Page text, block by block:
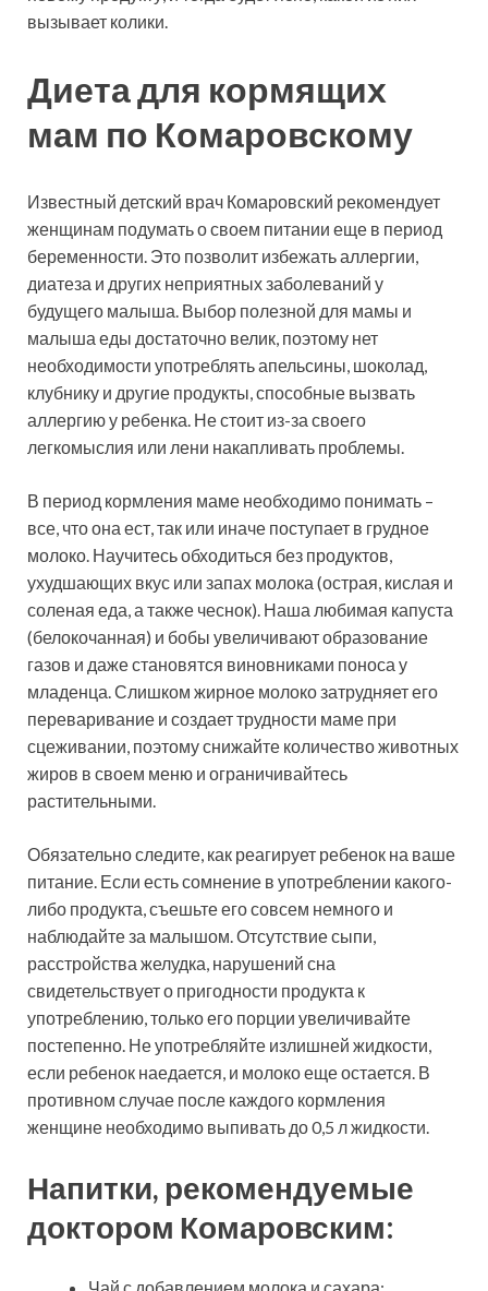
вызывает колики.
Диета для кормящих
мам по Комаровскому
Известный детский врач Комаровский рекомендует
женщинам подумать о своем питании еще в период
беременности. Это позволит избежать аллергии,
диатеза и других неприятных заболеваний у
будущего малыша. Выбор полезной для мамы и
малыша еды достаточно велик, поэтому нет
необходимости употреблять апельсины, шоколад,
клубнику и другие продукты, способные вызвать
аллергию у ребенка. Не стоит из-за своего
легкомыслия или лени накапливать проблемы.
В период кормления маме необходимо понимать –
все, что она ест, так или иначе поступает в грудное
молоко. Научитесь обходиться без продуктов,
ухудшающих вкус или запах молока (острая, кислая и
соленая еда, а также чеснок). Наша любимая капуста
(белокочанная) и бобы увеличивают образование
газов и даже становятся виновниками поноса у
младенца. Слишком жирное молоко затрудняет его
переваривание и создает трудности маме при
сцеживании, поэтому снижайте количество животных
жиров в своем меню и ограничивайтесь
растительными.
Обязательно следите, как реагирует ребенок на ваше
питание. Если есть сомнение в употреблении какого-
либо продукта, съешьте его совсем немного и
наблюдайте за малышом. Отсутствие сыпи,
расстройства желудка, нарушений сна
свидетельствует о пригодности продукта к
употреблению, только его порции увеличивайте
постепенно. Не употребляйте излишней жидкости,
если ребенок наедается, и молоко еще остается. В
противном случае после каждого кормления
женщине необходимо выпивать до 0,5 л жидкости.
Напитки, рекомендуемые
доктором Комаровским: